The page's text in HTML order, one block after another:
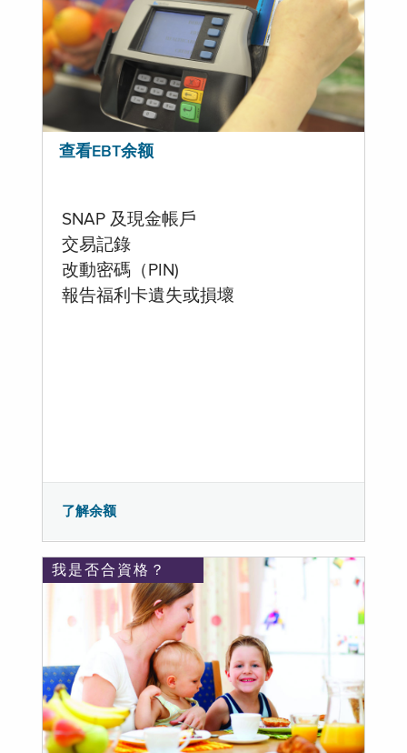
查看EBT余额
SNAP 及現金帳戶
交易記錄
改動密碼（PIN)
報告福利卡遺失或損壞
了解余额
我是否合資格？